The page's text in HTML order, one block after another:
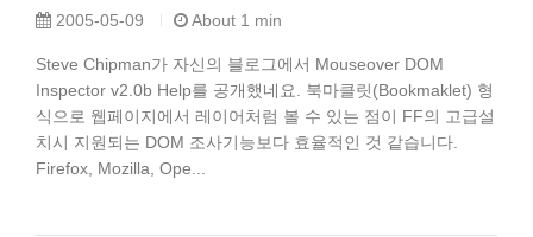
2005-05-09 About 1 min
Steve Chipman가 자신의 블로그에서 Mouseover DOM
Inspector v2.0b Help를 공개했네요. 북마클릿(Bookmaklet) 형
식으로 웹페이지에서 레이어처럼 볼 수 있는 점이 FF의 고급설
치시 지원되는 DOM 조사기능보다 효율적인 것 같습니다.
Firefox, Mozilla, Ope...